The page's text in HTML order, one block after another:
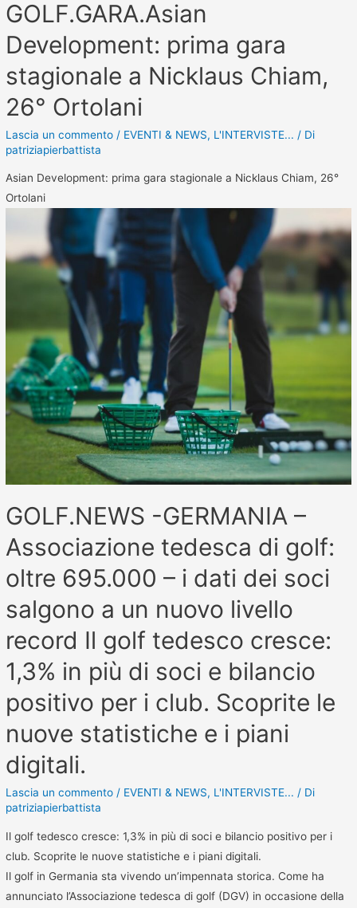
GOLF.GARA.Asian
Development: prima gara
stagionale a Nicklaus Chiam,
26° Ortolani
Lascia un commento / EVENTI & NEWS, L'INTERVISTE... / Di
patriziapierbattista
Asian Development: prima gara stagionale a Nicklaus Chiam, 26°
Ortolani
GOLF.NEWS -GERMANIA –
Associazione tedesca di golf:
oltre 695.000 – i dati dei soci
salgono a un nuovo livello
record Il golf tedesco cresce:
1,3% in più di soci e bilancio
positivo per i club. Scoprite le
nuove statistiche e i piani
digitali.
Lascia un commento / EVENTI & NEWS, L'INTERVISTE... / Di
patriziapierbattista
Il golf tedesco cresce: 1,3% in più di soci e bilancio positivo per i
club. Scoprite le nuove statistiche e i piani digitali.
Il golf in Germania sta vivendo un’impennata storica. Come ha
annunciato l’Associazione tedesca di golf (DGV) in occasione della